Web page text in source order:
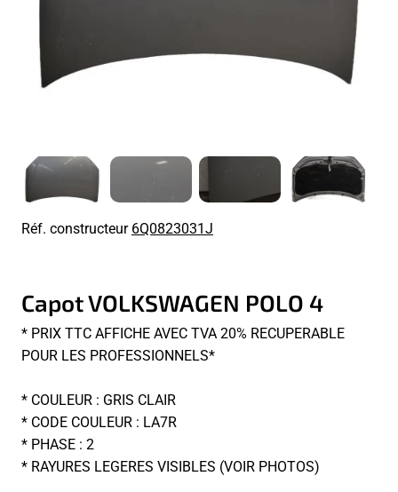
Réf. constructeur6Q0823031J
Capot VOLKSWAGEN POLO 4
* PRIX TTC AFFICHE AVEC TVA 20% RECUPERABLE
POUR LES PROFESSIONNELS*
* COULEUR : GRIS CLAIR
* CODE COULEUR : LA7R
* PHASE : 2
* RAYURES LEGERES VISIBLES (VOIR PHOTOS)